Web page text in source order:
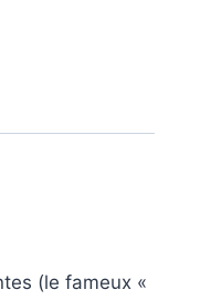
(le fameux «